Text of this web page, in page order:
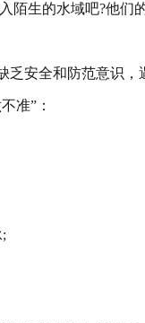
陌生的水域吧?他们
乏安全和防范意识
准”：